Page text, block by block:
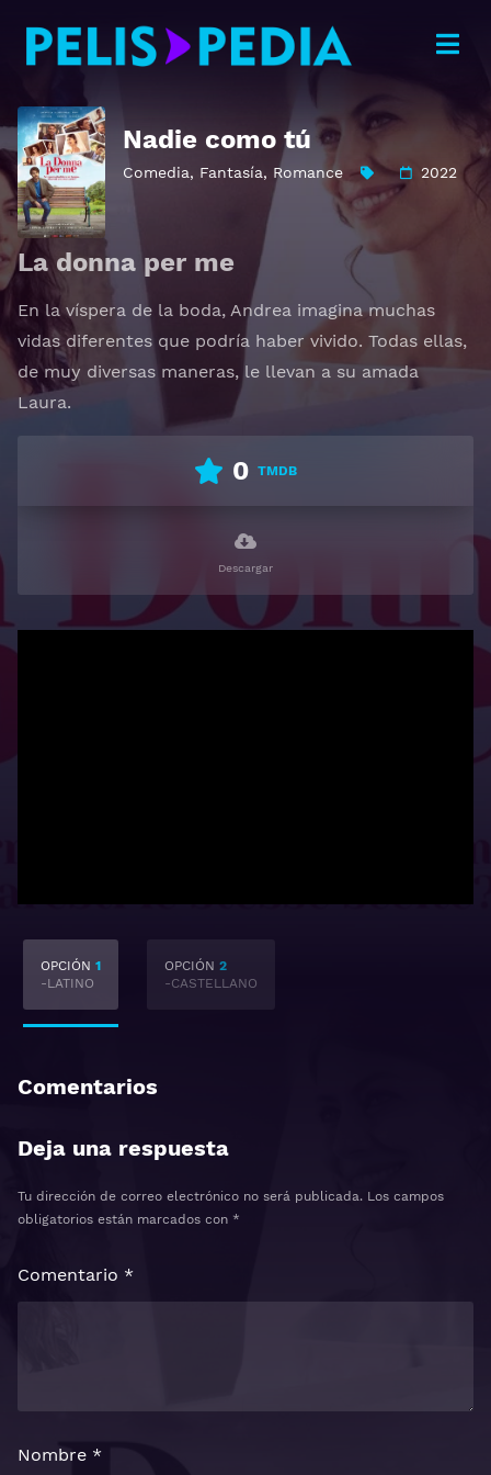
Nadie como tú
Comedia, Fantasía, Romance 2022
La donna per me
En la víspera de la boda, Andrea imagina muchas
vidas diferentes que podría haber vivido. Todas ellas,
de muy diversas maneras, le llevan a su amada
Laura.
0 TMDB
Descargar
OPCIÓN 1
-LATINO
OPCIÓN 2
-CASTELLANO
Comentarios
Deja una respuesta
Tu dirección de correo electrónico no será publicada. Los campos
obligatorios están marcados con *
Comentario *
Nombre *